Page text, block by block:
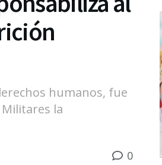
humanos, fue
la
0